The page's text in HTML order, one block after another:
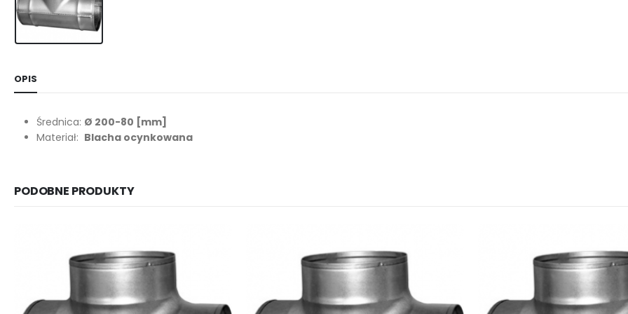
OPIS
Średnica: Ø 200-80 [mm]
Materiał: Blacha ocynkowana
PODOBNE PRODUKTY